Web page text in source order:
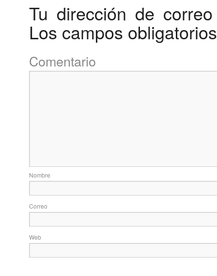
Tu dirección de
Los campos
Correo
Web